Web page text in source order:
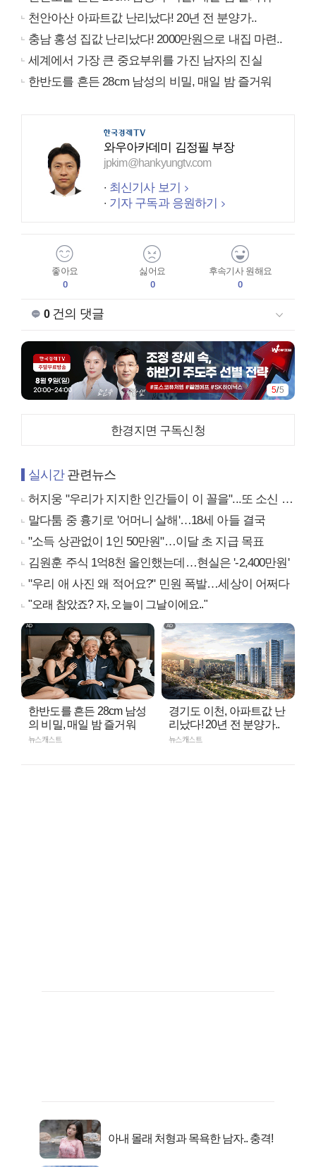
천안아산 아파트값 난리났다! 20년 전 분양가..
충남 홍성 집값 난리났다! 2000만원으로 내집 마련..
세계에서 가장 큰 중요부위를 가진 남자의 진실
한반도를 흔든 28cm 남성의 비밀, 매일 밤 즐거워
와우아카데미 김정필 부장
jpkim@hankyungtv.com
최신기사 보기
기자 구독과 응원하기
좋아요
0
싫어요
0
후속기사 원해요
0
0건의 댓글
5/5
한경지면 구독신청
실시간관련뉴스
허지웅 "우리가 지지한 인간들이 이 꼴을"...또 소신 발언
말다툼 중 흉기로 '어머니 살해'…18세 아들 결국
"소득 상관없이 1인 50만원"…이달 초 지급 목표
김원훈 주식 1억8천 올인했는데…현실은 '-2,400만원'
"우리 애 사진 왜 적어요?" 민원 폭발…세상이 어쩌다
"오래 참았죠? 자, 오늘이 그날이에요.."
한반도를 흔든 28cm 남성
의 비밀, 매일 밤 즐거워
뉴스캐스트
경기도 이천, 아파트값 난
리났다! 20년 전 분양가..
뉴스캐스트
아내 몰래 처형과 목욕한 남자.. 충격!